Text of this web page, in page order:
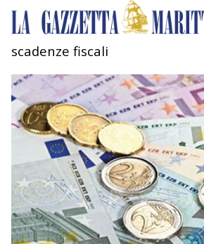
MOBILITÀ
INDUSTRIA
RICERCA
ECONOMIA
TURISMO
scadenze fiscali